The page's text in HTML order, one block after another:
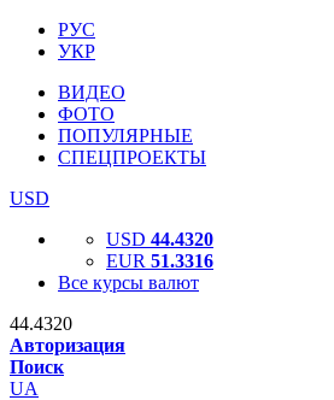
РУС
УКР
ВИДЕО
ФОТО
ПОПУЛЯРНЫЕ
СПЕЦПРОЕКТЫ
USD
USD 44.4320
EUR 51.3316
Все курсы валют
44.4320
Авторизация
Поиск
UA